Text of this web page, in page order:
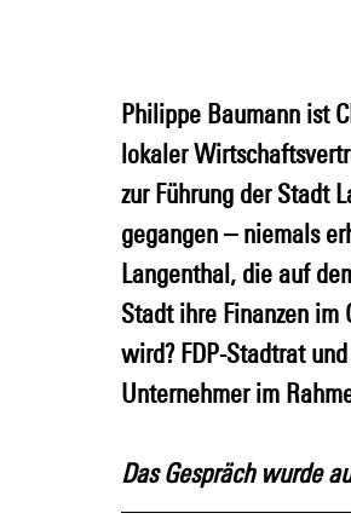
Philippe Baumann ist
lokaler
zur Führung der Stadt
gegangen – niemals
Langenthal, die auf
Stadt ihre Finanzen
wird? FDP-Stadtrat
Unternehmer im
Das Gespräch wurde